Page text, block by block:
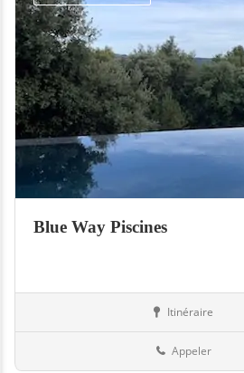
Blue Way Piscines
Itinéraire
Appeler